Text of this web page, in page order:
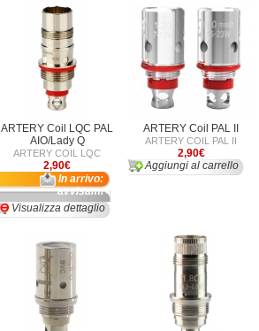
ARTERY Coil LQC PAL
AIO/Lady Q
ARTERY COIL LQC
2,90€
In arrivo:
avvisami
Visualizza dettaglio
ARTERY Coil PAL II
ARTERY COIL PAL II
2,90€
Aggiungi al carrello